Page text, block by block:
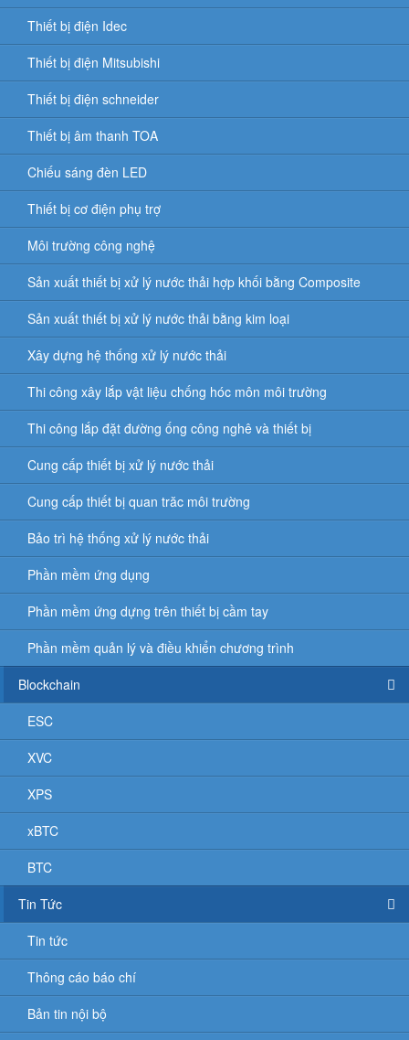
Thiết bị điện Idec
Thiết bị điện Mitsubishi
Thiết bị điện schneider
Thiết bị âm thanh TOA
Chiếu sáng đèn LED
Thiết bị cơ điện phụ trợ
Môi trường công nghệ
Sản xuất thiết bị xử lý nước thải hợp khối bằng Composite
Sản xuất thiết bị xử lý nước thải bằng kim loại
Xây dựng hệ thống xử lý nước thải
Thi công xây lắp vật liệu chống hóc môn môi trường
Thi công lắp đặt đường ống công nghê và thiết bị
Cung cấp thiết bị xử lý nước thải
Cung cấp thiết bị quan trăc môi trường
Bảo trì hệ thống xử lý nước thải
Phần mềm ứng dụng
Phần mềm ứng dựng trên thiết bị cầm tay
Phần mềm quản lý và điều khiển chương trình
Blockchain
ESC
XVC
XPS
xBTC
BTC
Tin Tức
Tin tức
Thông cáo báo chí
Bản tin nội bộ